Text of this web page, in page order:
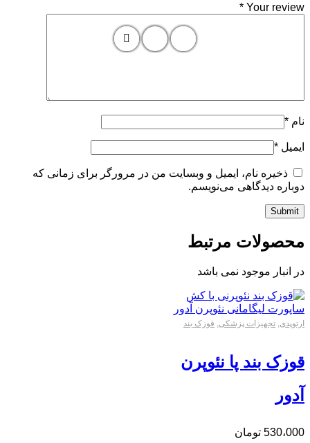
Your review
*
نام *
ایمیل *
ذخیره نام، ایمیل و وبسایت من در مرورگر برای زمانی که
دوباره دیدگاهی می‌نویسم.
محصولات مرتبط
در انبار موجود نمی باشد
ارتوپدی, تجهیزات پزشکی, قوزک بند
قوزک بند پا نئوپرن
آدور
530،000 تومان